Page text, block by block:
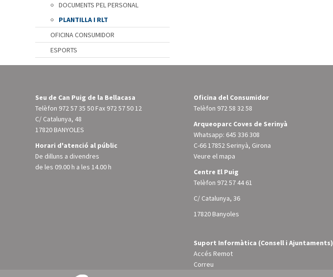
DOCUMENTS PEL PERSONAL
PLANTILLA I RLT
OFICINA CONSUMIDOR
ESPORTS
Seu de Can Puig de la Bellacasa
Telèfon 972 57 35 50 Fax 972 57 50 12
C/ Catalunya, 48
17820 BANYOLES
Horari d'atenció al públic
De dilluns a divendres
de les 09.00 h a les 14.00 h
Oficina del Consumidor
Telèfon 972 58 32 58
Arqueoparc Coves de Serinyà
Whatsapp: 645 336 308
C-66 17852 Serinyà, Girona
Veure el mapa
Centre El Puig
Telèfon 972 57 44 61
C/ Catalunya, 36
17820 Banyoles
Suport Informàtica (Consell i Ajuntaments)
Accés Remot
Correu